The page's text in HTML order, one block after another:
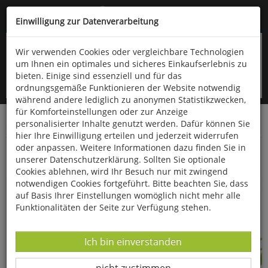
Kompletten Head der Seite überspringen
oder (06766) 9323-960
Startseite Bücher Essen & Trinken
Das besondere Kräuterkochbuch
Einwilligung zur Datenverarbeitung
Wir verwenden Cookies oder vergleichbare Technologien
um Ihnen ein optimales und sicheres Einkaufserlebnis zu
bieten. Einige sind essenziell und für das
ordnungsgemäße Funktionieren der Website notwendig
während andere lediglich zu anonymen Statistikzwecken,
für Komforteinstellungen oder zur Anzeige
personalisierter Inhalte genutzt werden. Dafür können Sie
hier Ihre Einwilligung erteilen und jederzeit widerrufen
oder anpassen. Weitere Informationen dazu finden Sie in
unserer Datenschutzerklärung. Sollten Sie optionale
Cookies ablehnen, wird Ihr Besuch nur mit zwingend
notwendigen Cookies fortgeführt. Bitte beachten Sie, dass
auf Basis Ihrer Einstellungen womöglich nicht mehr alle
Funktionalitäten der Seite zur Verfügung stehen.
Datenverarbeitung -
Ich bin einverstanden